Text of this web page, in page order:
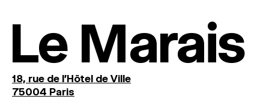
Le Marais
18, rue de l'Hôtel de Ville
75004 Paris